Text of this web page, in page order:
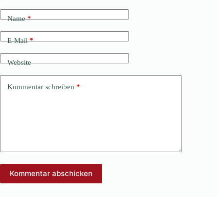
Name*
E-Mail*
Website
Kommentar schreiben *
Kommentar abschicken